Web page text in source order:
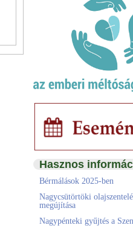
Hasznos
Bérmálások 2025-ben
Nagycsütörtöki
megújítása
Nagypénteki gyűjtés a